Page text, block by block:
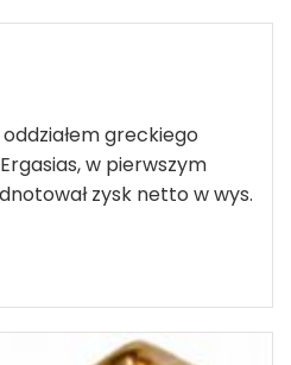
greckiego
w pierwszym
zysk netto w wys.